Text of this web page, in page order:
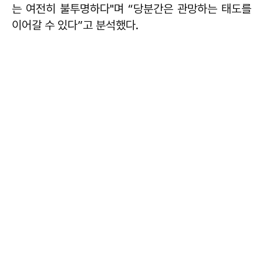
는 여전히 불투명하다"며 “당분간은 관망하는 태도를
이어갈 수 있다”고 분석했다.